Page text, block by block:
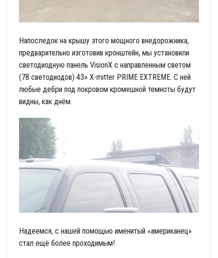
Напоследок на крышу этого мощного внедорожника,
предварительно изготовив кронштейн, мы установили
светодиодную панель VisionX с направленным светом
(78 светодиодов) 43» X-mitter PRIME EXTREME. С ней
любые дебри под покровом кромешной темноты будут
видны, как днём.
Надеемся, с нашей помощью именитый «американец»
стал ещё более проходимым!